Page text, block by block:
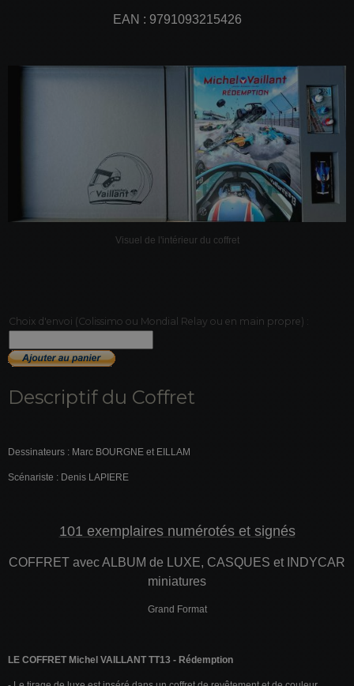
EAN : 9791093215426
Visuel de l'intérieur du coffret
Choix d'envoi (Colissimo ou Mondial Relay ou en main propre) :
Descriptif du Coffret
Dessinateurs : Marc BOURGNE et EILLAM
Scénariste : Denis LAPIERE
101 exemplaires numérotés et signés
COFFRET avec ALBUM de LUXE, CASQUES et INDYCAR
miniatures
Grand Format
LE COFFRET Michel VAILLANT TT13 - Rédemption